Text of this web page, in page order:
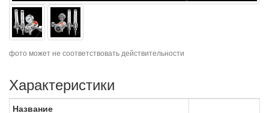
фото может не соответствовать действительности
Характеристики
Название